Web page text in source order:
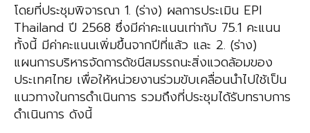
โดยที่ประชุมพิจารณา 1. (ร่าง) ผลการประเมิน EPI
Thailand ปี 2568 ซึ่งมีค่าคะแนนเท่ากับ 75.1 คะแนน
ทั้งนี้ มีค่าคะแนนเพิ่มขึ้นจากปีที่แล้ว และ 2. (ร่าง)
แผนการบริหารจัดการดัชนีสมรรถนะสิ่งแวดล้อมของ
ประเทศไทย เพื่อให้หน่วยงานร่วมขับเคลื่อนนำไปใช้เป็น
แนวทางในการดำเนินการ รวมถึงที่ประชุมได้รับทราบการ
ดำเนินการ ดังนี้